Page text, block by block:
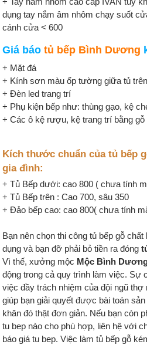
dụng tay nắm âm nhôm chạy suốt
cánh cửa < 600
Giá báotủ bếp Bình Dương
+ Mặt đá
+ Kính sơn màu ốp tường giữa tủ
+ Đèn led trang trí
+ Phụ kiện bếp như: thùng gạo, kệ
+ Các ô kệ rượu, kệ trang trí bằng gỗ
Kích thước chuẩn của tủ bếp
gia đình:
+ Tủ Bếp dưới: cao 800 ( chưa tính
+ Tủ Bếp trên : Cao 700, sâu 350
+ Đảo bếp cao: cao 800( chưa tính
Bạn nên chọn thi công tủ bếp gỗ
dụng và bạn đỡ phải bỏ tiền ra đóng
Vì thế, xưởng mộc Mộc Bình
động trong cả quy trình làm việc. Sự
việc đầy trách nhiệm của đội ngũ
giúp bạn giải quyết được bài toán
khăn đó thật đơn giản. Nếu bạn còn
tu bep nào cho phù hợp, liên hệ với
báo giá tu bep. Việc làm tủ bếp gỗ